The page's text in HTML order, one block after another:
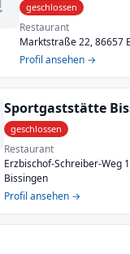
geschlossen
Restaurant
Marktstraße 22, 86657
Profil ansehen →
geschlossen
Restaurant
Erzbischof-Schreiber-Weg
Bissingen
Profil ansehen →